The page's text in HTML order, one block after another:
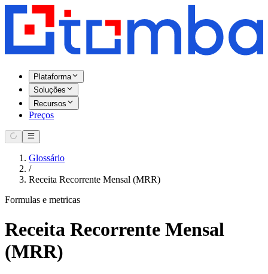
Plataforma
Soluções
Recursos
Preços
Glossário
/
Receita Recorrente Mensal (MRR)
Formulas e metricas
Receita Recorrente Mensal
(MRR)